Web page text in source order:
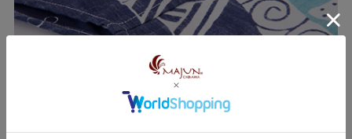
SEWING 縫製のこだわり